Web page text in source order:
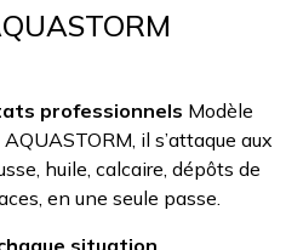
professionnels Modèle
il s’attaque aux
huile, calcaire, dépôts de
en une seule passe.
situation